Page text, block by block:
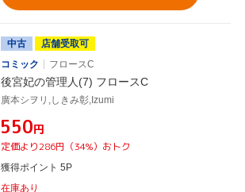
中古
店舗受取可
コミック
フロースC
後宮妃の管理人(7) フロースC
廣本シヲリ,しきみ彰,Izumi
¥550円
定価より286円（34%）おトク
獲得ポイント 5P
在庫あり